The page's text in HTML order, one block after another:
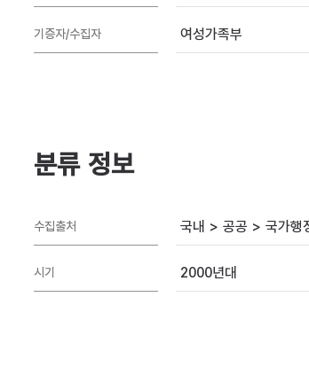
기증자/수집자 여성가족부
분류 정보
수집출처 국내 > 공공 > 국가행
시기 2000년대